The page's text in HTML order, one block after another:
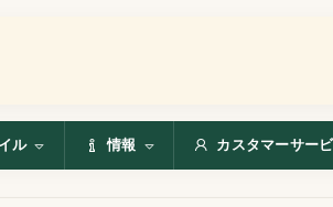
ル 情報 カスタマーサー